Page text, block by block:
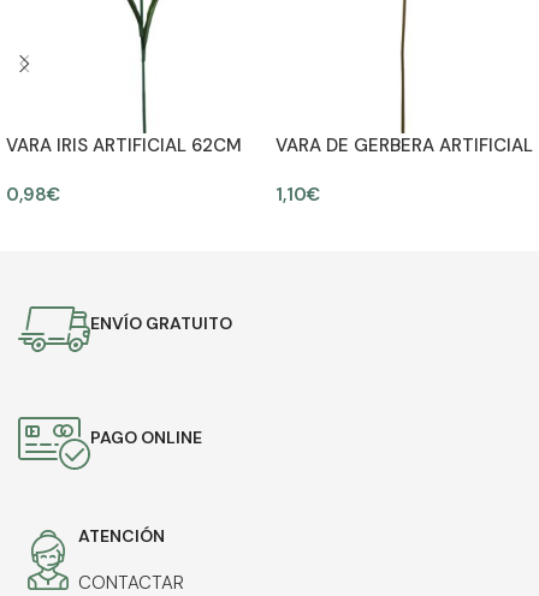
VARA IRIS ARTIFICIAL 62CM
0,98€
VARA DE GERBERA ARTIFICIAL
1,10€
ENVÍO GRATUITO
PAGO ONLINE
ATENCIÓN
CONTACTAR